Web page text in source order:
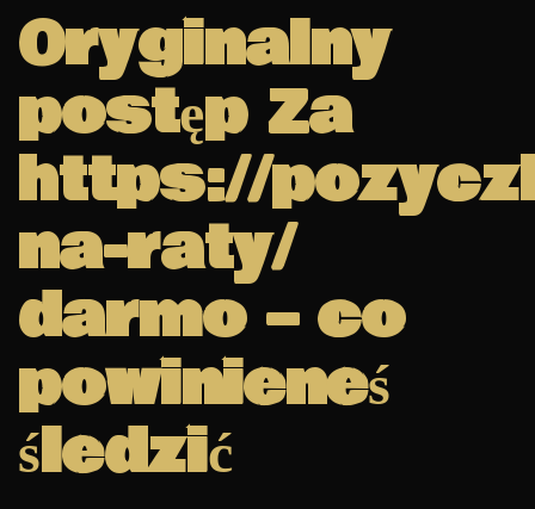
Oryginalny
postęp Za
https://
na-raty/
darmo – co
powinieneś
śledzić